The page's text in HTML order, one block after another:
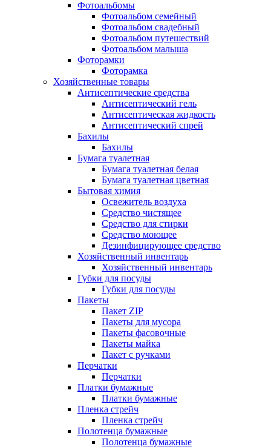
Фотоальбомы
Фотоальбом семейный
Фотоальбом свадебный
Фотоальбом путешествий
Фотоальбом малыша
Фоторамки
Фоторамка
Хозяйственные товары
Антисептические средства
Антисептический гель
Антисептическая жидкость
Антисептический спрей
Бахилы
Бахилы
Бумага туалетная
Бумага туалетная белая
Бумага туалетная цветная
Бытовая химия
Освежитель воздуха
Средство чистящее
Средство для стирки
Средство моющее
Дезинфицирующее средство
Хозяйственный инвентарь
Хозяйственный инвентарь
Губки для посуды
Губки для посуды
Пакеты
Пакет ZIP
Пакеты для мусора
Пакеты фасовочные
Пакеты майка
Пакет с ручками
Перчатки
Перчатки
Платки бумажные
Платки бумажные
Пленка стрейч
Пленка стрейч
Полотенца бумажные
Полотенца бумажные